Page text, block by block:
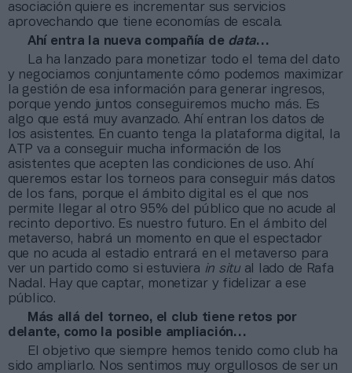
asociación quiere es incrementar sus servicios
aprovechando que tiene economías de escala.
Ahí entra la nueva compañía de data…
La ha lanzado para monetizar todo el tema del dato
y negociamos conjuntamente cómo podemos maximizar
la gestión de esa información para generar ingresos,
porque yendo juntos conseguiremos mucho más. Es
algo que está muy avanzado. Ahí entran los datos de
los asistentes. En cuanto tenga la plataforma digital, la
ATP va a conseguir mucha información de los
asistentes que acepten las condiciones de uso. Ahí
queremos estar los torneos para conseguir más datos
de los fans, porque el ámbito digital es el que nos
permite llegar al otro 95% del público que no acude al
recinto deportivo. Es nuestro futuro. En el ámbito del
metaverso, habrá un momento en que el espectador
que no acuda al estadio entrará en el metaverso para
ver un partido como si estuviera in situal lado de Rafa
Nadal. Hay que captar, monetizar y fidelizar a ese
público.
Más allá del torneo, el club tiene retos por
delante, como la posible ampliación…
El objetivo que siempre hemos tenido como club ha
sido ampliarlo. Nos sentimos muy orgullosos de ser un